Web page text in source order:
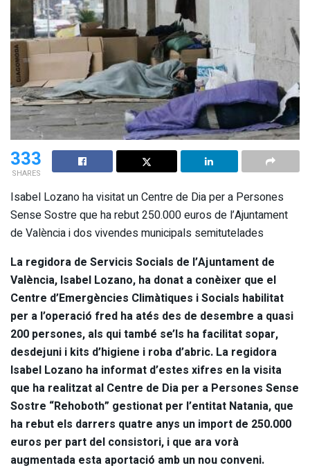
333
SHARES
Isabel Lozano ha visitat un Centre de Dia per a Persones
Sense Sostre que ha rebut 250.000 euros de l’Ajuntament
de València i dos vivendes municipals semitutelades
La regidora de Servicis Socials de l’Ajuntament de
València, Isabel Lozano, ha donat a conèixer que el
Centre d’Emergències Climàtiques i Socials habilitat
per a l’operació fred ha atés des de desembre a quasi
200 persones, als qui també se’ls ha facilitat sopar,
desdejuni i kits d’higiene i roba d’abric. La regidora
Isabel Lozano ha informat d’estes xifres en la visita
que ha realitzat al Centre de Dia per a Persones Sense
Sostre “Rehoboth” gestionat per l’entitat Natania, que
ha rebut els darrers quatre anys un import de 250.000
euros per part del consistori, i que ara vorà
augmentada esta aportació amb un nou conveni.